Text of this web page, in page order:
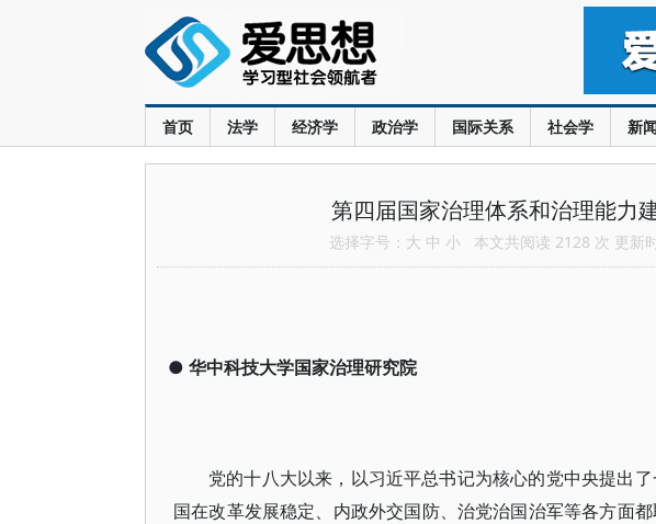
首页 法学 经济学 政治学 国际关系 社会学 新
第四届国家治理体系和治理能力
选择字号： 大 中 小 本文共阅读 2128 次 更新
● 华中科技大学国家治理研究院
党的十八大以来，以习近平总书记为核心的党中央提出
国在改革发展稳定、内政外交国防、治党治国治军等各方面